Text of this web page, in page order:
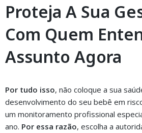
Proteja A Sua
Com Quem
Assunto Agora
Por tudo isso, não coloque a sua
desenvolvimento do seu bebê em
um monitoramento profissional
ano. Por essa razão, escolha a